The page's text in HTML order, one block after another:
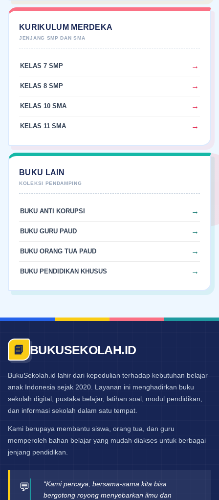
KURIKULUM MERDEKA
KELAS 7 SMP
KELAS 8 SMP
KELAS 10 SMA
KELAS 11 SMA
BUKU LAIN
BUKU ANTI KORUPSI
BUKU GURU PAUD
BUKU ORANG TUA PAUD
BUKU PENDIDIKAN KHUSUS
📘 BUKUSEKOLAH.ID
BukuSekolah.id lahir dari kepedulian terhadap kebutuhan belajar
anak Indonesia sejak 2020. Layanan ini menghadirkan buku
sekolah digital, pustaka belajar, latihan soal, modul pendidikan,
dan informasi sekolah dalam satu tempat.
Kami berupaya membantu siswa, orang tua, dan guru
memperoleh bahan belajar yang mudah diakses untuk berbagai
jenjang pendidikan.
💬
“Kami percaya, bersama-sama kita bisa
bergotong royong menyebarkan ilmu dan